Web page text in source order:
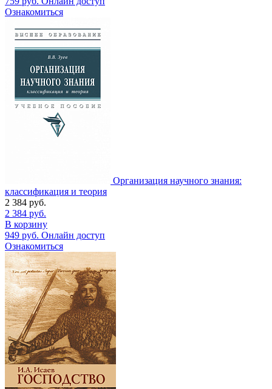
Ознакомиться
Организация научного знания:
классификация и теория
2 384 руб.
2 384 руб.
В корзину
949 руб. Онлайн доступ
Ознакомиться